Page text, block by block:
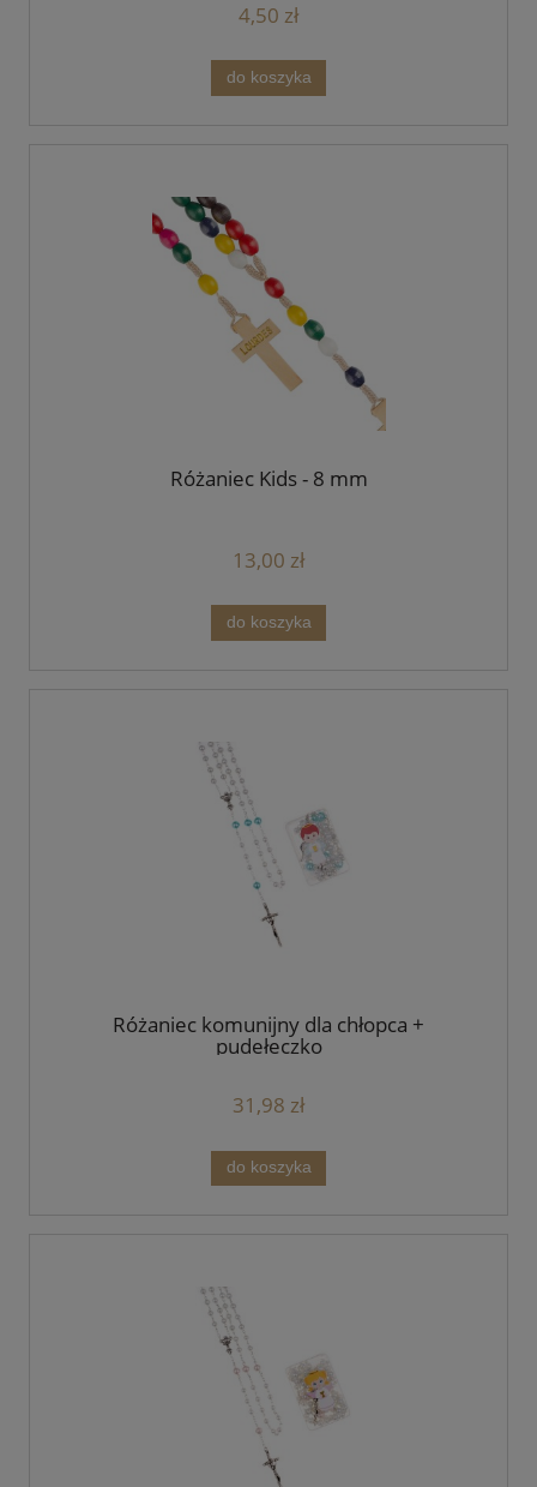
4,50 zł
do koszyka
Różaniec Kids - 8 mm
13,00 zł
do koszyka
Różaniec komunijny dla chłopca +
pudełeczko
31,98 zł
do koszyka